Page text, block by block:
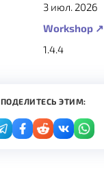
3 июл. 2026
Workshop ↗
1.4.4
ПОДЕЛИТЕСЬ ЭТИМ: